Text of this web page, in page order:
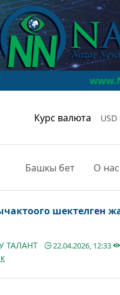
Курс валюта USD
Башкы бет О нас
шектелген
ТАЛАНТ 22.04.2026, 12:33